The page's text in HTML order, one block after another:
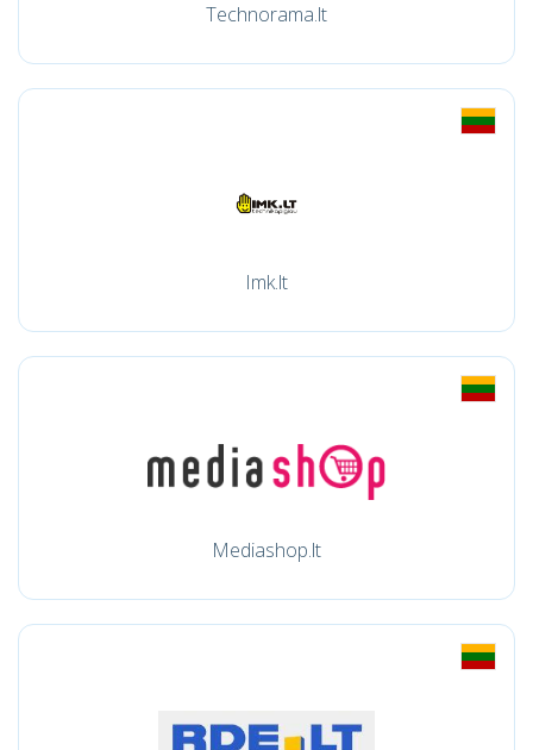
Technorama.lt
Imk.lt
Mediashop.lt